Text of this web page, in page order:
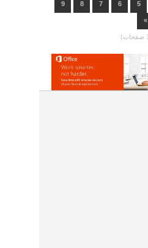
5
6
7
8
9
»